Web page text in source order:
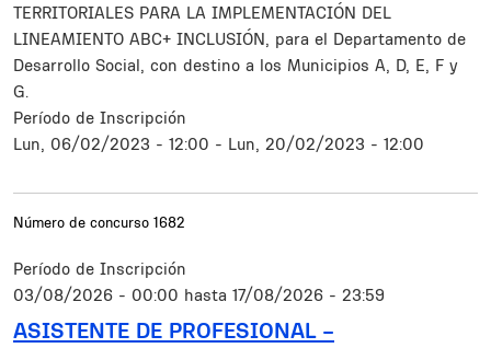
TERRITORIALES PARA LA IMPLEMENTACIÓN DEL
LINEAMIENTO ABC+ INCLUSIÓN, para el Departamento de
Desarrollo Social, con destino a los Municipios A, D, E, F y
G.
Período de Inscripción
Lun, 06/02/2023 - 12:00 - Lun, 20/02/2023 - 12:00
Número de concurso 1682
Período de Inscripción
03/08/2026 - 00:00 hasta 17/08/2026 - 23:59
ASISTENTE DE PROFESIONAL –